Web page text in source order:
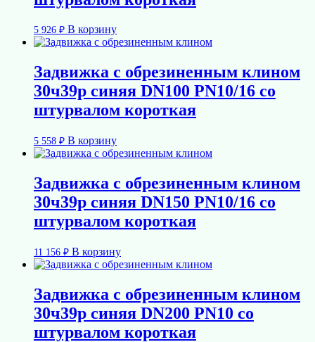
5 926 ₽ В корзину
Задвижка с обрезиненным клином
30ч39р синяя DN100 PN10/16 со
штурвалом короткая
5 558 ₽ В корзину
Задвижка с обрезиненным клином
30ч39р синяя DN150 PN10/16 со
штурвалом короткая
11 156 ₽ В корзину
Задвижка с обрезиненным клином
30ч39р синяя DN200 PN10 со
штурвалом короткая